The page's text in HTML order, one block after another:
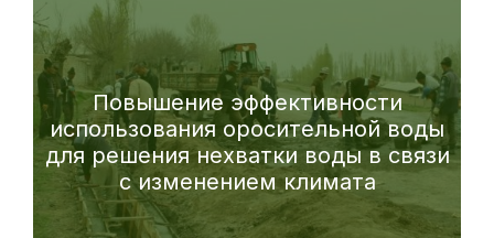
Повышение эффективности
использования оросительной воды
для решения нехватки воды в связи
с изменением климата